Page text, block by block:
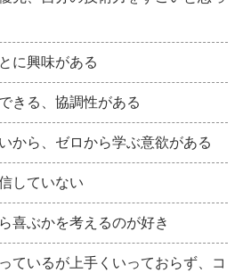
に興味がある
きる、協調性がある
から、ゼロから学ぶ意欲がある
していない
喜ぶかを考えるのが好き
ているが上手くいっておらず、コ